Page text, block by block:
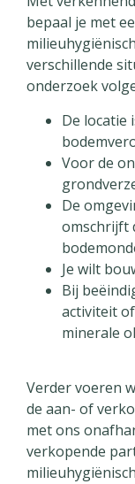
bepaal je met
verschillende
onderzoek
De locatie
Voor de
De
omschrijft
Je wilt
Bij
activiteit
minerale
Verder voeren
de aan- of
met ons
verkopende